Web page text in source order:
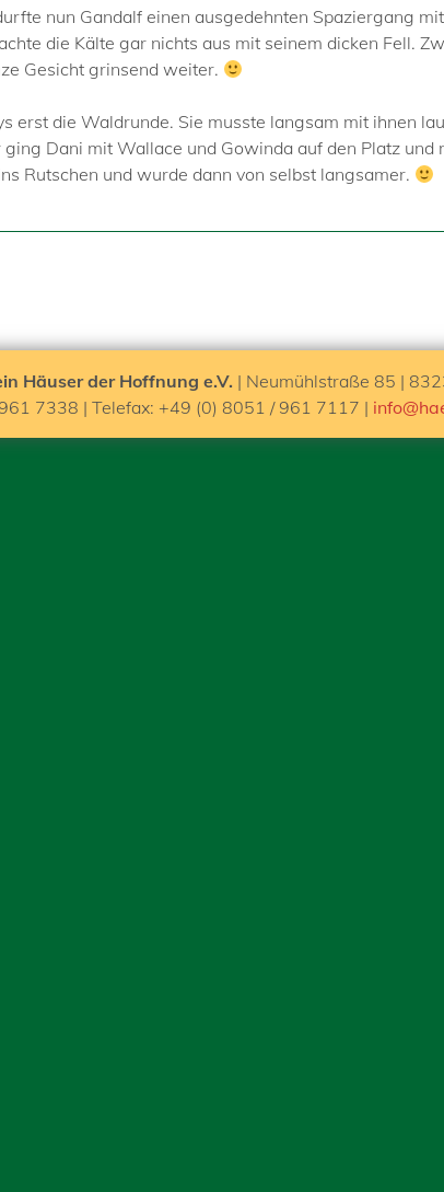
nun Gandalf einen ausgedehnten Spaziergang
die Kälte gar nichts aus mit seinem dicken Fell.
Gesicht grinsend weiter.
erst die Waldrunde. Sie musste langsam mit ihnen
ging Dani mit Wallace und Gowinda auf den Platz
Rutschen und wurde dann von selbst langsamer.
Häuser der Hoffnung e.V. | Neumühlstraße 85 |
7338 | Telefax: +49 (0) 8051 / 961 7117 |